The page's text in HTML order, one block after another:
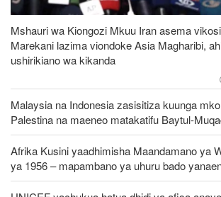
Mshauri wa Kiongozi Mkuu Iran asema
Marekani lazima viondoke Asia Magharibi,
ushirikiano wa kikanda
Malaysia na Indonesia zasisitiza kuunga
Palestina na maeneo matakatifu Baytul-
Afrika Kusini yaadhimisha Maandamano ya
ya 1956 – mapambano ya uhuru bado